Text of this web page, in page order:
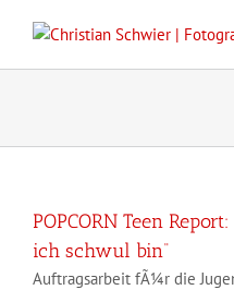
Inhalt
POPCORN Teen
ich schwul bin“
Auftragsarbeit fÃ¼r die